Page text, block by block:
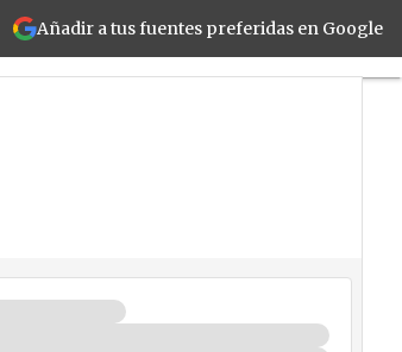
Añadir a tus fuentes preferidas en Google